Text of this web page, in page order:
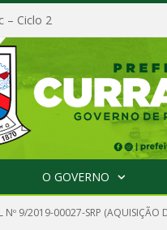
– Ciclo 2
O GOVERNO
Nº 9/2019-00027-SRP (AQUISIÇÃO